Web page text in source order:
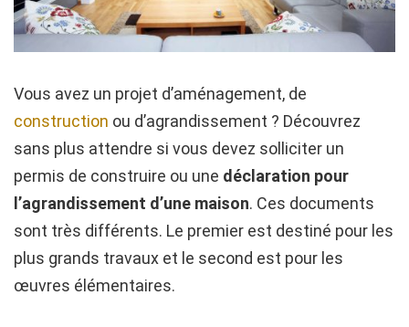
Vous avez un projet d’aménagement, de
construction ou d’agrandissement ? Découvrez
sans plus attendre si vous devez solliciter un
permis de construire ou une déclaration pour
l’agrandissement d’une maison. Ces documents
sont très différents. Le premier est destiné pour les
plus grands travaux et le second est pour les
œuvres élémentaires.